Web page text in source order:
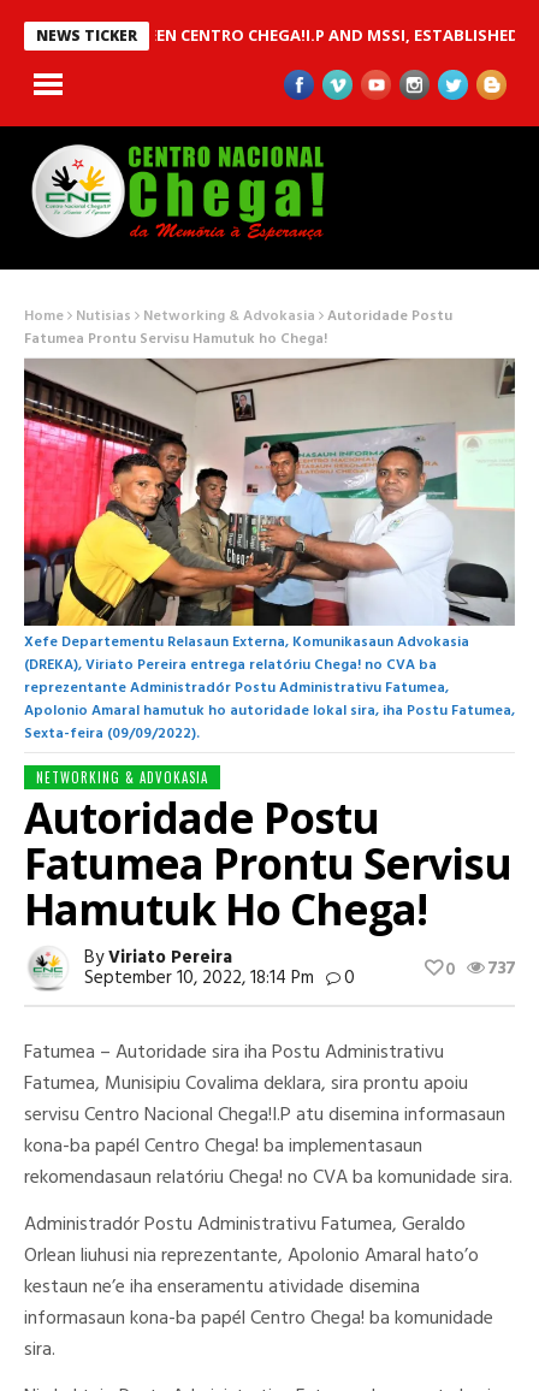
NEWS TICKER
BETWEEN CENTRO CHEGA!I.P AND MSSI, ESTABLISHED TO
Home Nutisias Networking & Advokasia Autoridade Postu
Fatumea Prontu Servisu Hamutuk ho Chega!
Xefe Departementu Relasaun Externa, Komunikasaun Advokasia
(DREKA), Viriato Pereira entrega relatóriu Chega! no CVA ba
reprezentante Administradór Postu Administrativu Fatumea,
Apolonio Amaral hamutuk ho autoridade lokal sira, iha Postu Fatumea,
Sexta-feira (09/09/2022).
NETWORKING & ADVOKASIA
Autoridade Postu
Fatumea Prontu Servisu
Hamutuk Ho Chega!
ByViriato Pereira
September 10, 2022, 18:14 Pm 0 737
0
Fatumea – Autoridade sira iha Postu Administrativu
Fatumea, Munisipiu Covalima deklara, sira prontu apoiu
servisu Centro Nacional Chega!I.P atu disemina informasaun
kona-ba papél Centro Chega! ba implementasaun
rekomendasaun relatóriu Chega! no CVA ba komunidade sira.
Administradór Postu Administrativu Fatumea, Geraldo
Orlean liuhusi nia reprezentante, Apolonio Amaral hato’o
kestaun ne’e iha enseramentu atividade disemina
informasaun kona-ba papél Centro Chega! ba komunidade
sira.